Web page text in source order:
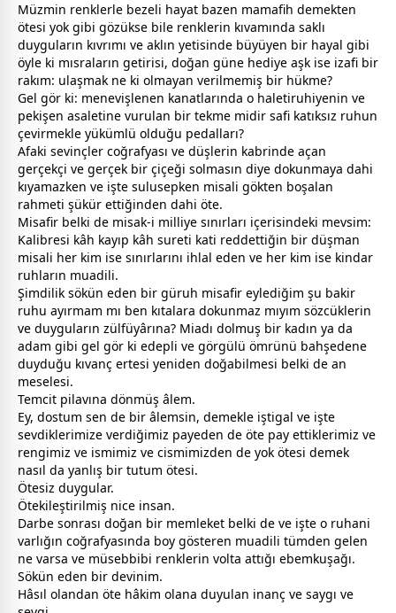
Müzmin renklerle bezeli hayat bazen mamafih demekten
ötesi yok gibi gözükse bile renklerin kıvamında saklı
duyguların kıvrımı ve aklın yetisinde büyüyen bir hayal gibi
öyle ki mısraların getirisi, doğan güne hediye aşk ise izafi bir
rakım: ulaşmak ne ki olmayan verilmemiş bir hükme?
Gel gör ki: menevişlenen kanatlarında o haletiruhiyenin ve
pekişen asaletine vurulan bir tekme midir safi katıksız ruhun
çevirmekle yükümlü olduğu pedalları?
Afaki sevinçler coğrafyası ve düşlerin kabrinde açan
gerçekçi ve gerçek bir çiçeği solmasın diye dokunmaya dahi
kıyamazken ve işte sulusepken misali gökten boşalan
rahmeti şükür ettiğinden dahi öte.
Misafir belki de misak-i milliye sınırları içerisindeki mevsim:
Kalibresi kâh kayıp kâh sureti kati reddettiğin bir düşman
misali her kim ise sınırlarını ihlal eden ve her kim ise kindar
ruhların muadili.
Şimdilik sökün eden bir güruh misafir eylediğim şu bakir
ruhu ayırmam mı ben kıtalara dokunmaz mıyım sözcüklerin
ve duyguların zülfüyârına? Miadı dolmuş bir kadın ya da
adam gibi gel gör ki edepli ve görgülü ömrünü bahşedene
duyduğu kıvanç ertesi yeniden doğabilmesi belki de an
meselesi.
Temcit pilavına dönmüş âlem.
Ey, dostum sen de bir âlemsin, demekle iştigal ve işte
sevdiklerimize verdiğimiz payeden de öte pay ettiklerimiz ve
rengimiz ve ismimiz ve cismimizden de yok ötesi demek
nasıl da yanlış bir tutum ötesi.
Ötesiz duygular.
Ötekileştirilmiş nice insan.
Darbe sonrası doğan bir memleket belki de ve işte o ruhani
varlığın coğrafyasında boy gösteren muadili tümden gelen
ne varsa ve müsebbibi renklerin volta attığı ebemkuşağı.
Sökün eden bir devinim.
Hâsıl olandan öte hâkim olana duyulan inanç ve saygı ve